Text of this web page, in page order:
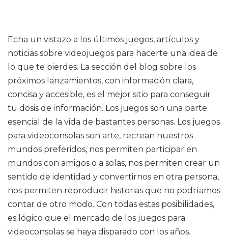
Echa un vistazo a los últimos juegos, artículos y
noticias sobre videojuegos para hacerte una idea de
lo que te pierdes. La sección del blog sobre los
próximos lanzamientos, con información clara,
concisa y accesible, es el mejor sitio para conseguir
tu dosis de información. Los juegos son una parte
esencial de la vida de bastantes personas. Los juegos
para videoconsolas son arte, recrean nuestros
mundos preferidos, nos permiten participar en
mundos con amigos o a solas, nos permiten crear un
sentido de identidad y convertirnos en otra persona,
nos permiten reproducir historias que no podríamos
contar de otro modo. Con todas estas posibilidades,
es lógico que el mercado de los juegos para
videoconsolas se haya disparado con los años.